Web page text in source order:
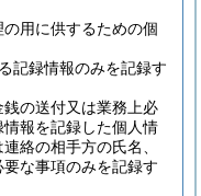
用に供するための個
記録情報のみを記録す
の送付又は業務上必
報を記録した個人情
絡の相手方の氏名、
な事項のみを記録す